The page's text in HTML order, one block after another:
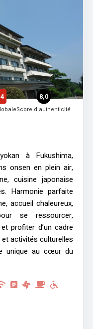
8,0
Score d'authenticité
à Fukushima,
onsen en plein air,
cuisine japonaise
Harmonie parfaite
accueil chaleureux,
se ressourcer,
profiter d’un cadre
activités culturelles
unique au cœur du